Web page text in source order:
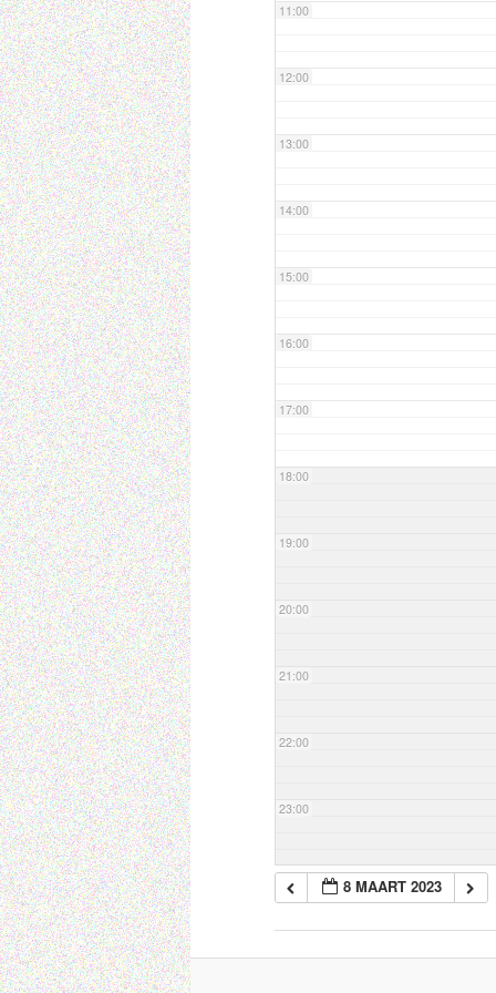
11:00
12:00
13:00
14:00
15:00
16:00
17:00
18:00
19:00
20:00
21:00
22:00
23:00
8 MAART 2023